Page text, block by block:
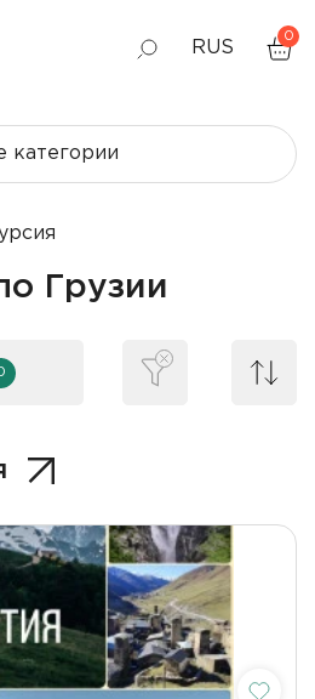
RUS
GEO
0
категории
Грузии